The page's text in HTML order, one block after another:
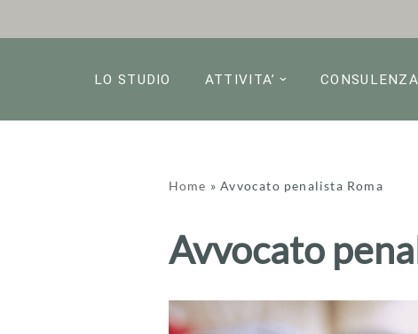
LO STUDIO ATTIVITA’ CONSULENZA
Home »Avvocato penalista Roma
Avvocato